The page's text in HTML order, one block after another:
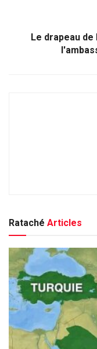
Le drapeau
Rataché Articles